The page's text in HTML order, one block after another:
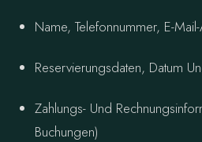
Name, Telefonnummer, E-
Reservierungsdaten, Datum
Zahlungs- Und
Buchungen)